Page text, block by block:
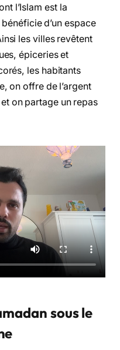
l’Islam est la
d’un espace
les villes revêtent
épiceries et
les habitants
on offre de l’argent
on partage un repas
sous le